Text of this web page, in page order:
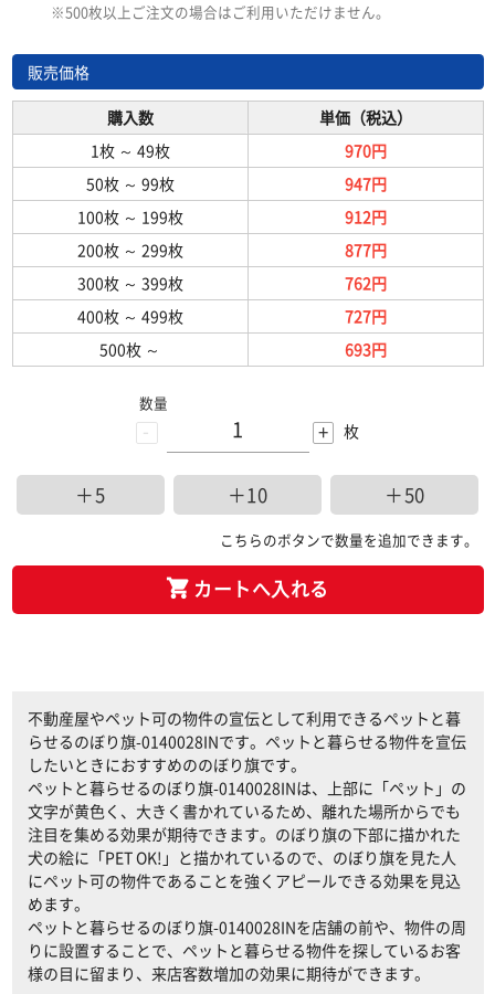
※500枚以上ご注文の場合はご利用いただけません。
販売価格
購入数
単価（税込）
1枚 ～ 49枚
970円
50枚 ～ 99枚
947円
100枚 ～ 199枚
912円
200枚 ～ 299枚
877円
300枚 ～ 399枚
762円
400枚 ～ 499枚
727円
500枚 ～ 693円
-
数量
+ 枚
＋5 ＋10 ＋50
こちらのボタンで数量を追加できます。
カートへ入れる
不動産屋やペット可の物件の宣伝として利用できるペットと暮
らせるのぼり旗-0140028INです。ペットと暮らせる物件を宣伝
したいときにおすすめののぼり旗です。
ペットと暮らせるのぼり旗-0140028INは、上部に「ペット」の
文字が黄色く、大きく書かれているため、離れた場所からでも
注目を集める効果が期待できます。のぼり旗の下部に描かれた
犬の絵に「PET OK!」と描かれているので、のぼり旗を見た人
にペット可の物件であることを強くアピールできる効果を見込
めます。
ペットと暮らせるのぼり旗-0140028INを店舗の前や、物件の周
りに設置することで、ペットと暮らせる物件を探しているお客
様の目に留まり、来店客数増加の効果に期待ができます。